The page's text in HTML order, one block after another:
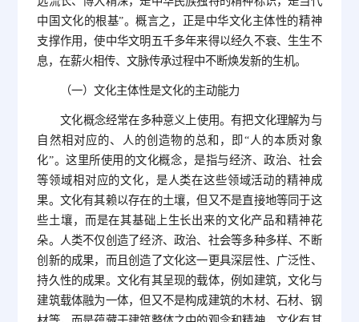
中国文化的根基”。概言之，正是中华文化主体性的精神
支撑作用，使中华文明五千多年来得以经久不衰、生生不
息，在薪火相传、文脉传承过程中不断焕发新的生机。
（一）文化主体性是文化的主动能力
文化概念经常在多种意义上使用。有把文化理解为与
自然相对应的、人的创造物的总和，即“人的本质对象
化”。这里所使用的文化概念，是指与经济、政治、社会
等领域相对应的文化，是人类在这些领域活动的精神成
果。文化有其赖以存在的土壤，但又不是直接地等同于这
些土壤，而是在其基础上生长出来的文化产品和精神花
朵。人类不仅创造了经济、政治、社会等多种多样、不断
创新的成果，而且创造了文化这一更具深层性、广泛性、
持久性的成果。文化有其呈现的载体，例如建筑，文化与
建筑载体融为一体，但又不是构成建筑的木材、石材、钢